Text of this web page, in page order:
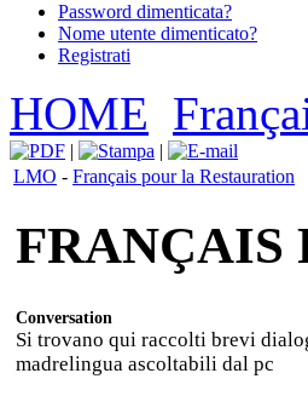
Password dimenticata?
Nome utente dimenticato?
Registrati
HOME
LMO - Français pour la Restauration
FRANÇAIS
Conversation
Si trovano qui raccolti brevi
madrelingua ascoltabili dal pc